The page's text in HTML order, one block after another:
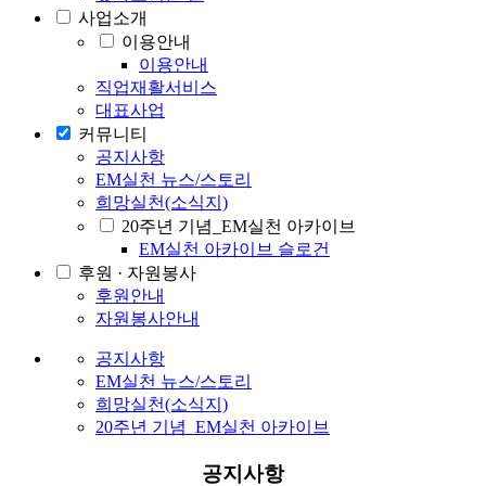
사업소개
이용안내
이용안내
직업재활서비스
대표사업
커뮤니티
공지사항
EM실천 뉴스/스토리
희망실천(소식지)
20주년 기념_EM실천 아카이브
EM실천 아카이브 슬로건
후원 · 자원봉사
후원안내
자원봉사안내
공지사항
EM실천 뉴스/스토리
희망실천(소식지)
20주년 기념_EM실천 아카이브
공지사항